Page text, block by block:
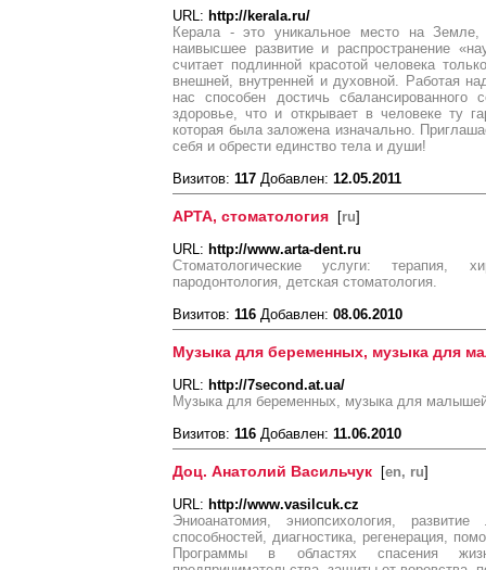
URL: http://kerala.ru/
Керала - это уникальное место на
наивысшее развитие и распространение
считает подлинной красотой человека
внешней, внутренней и духовной. Работая
нас способен достичь сбалансированного
здоровье, что и открывает в человеке ту
которая была заложена изначально.
себя и обрести единство тела и души!
Визитов: 117 Добавлен: 12.05.2011
АРТА, стоматология [ru]
URL: http://www.arta-dent.ru
Стоматологические услуги: терапия,
пародонтология, детская стоматология.
Визитов: 116 Добавлен: 08.06.2010
Музыка для беременных, музыка для
URL: http://7second.at.ua/
Музыка для беременных, музыка для
Визитов: 116 Добавлен: 11.06.2010
Доц. Анатолий Васильчук [en, ru]
URL: http://www.vasilcuk.cz
Эниоанатомия, эниопсихология,
способностей, диагностика, регенерация,
Программы в областях спасения